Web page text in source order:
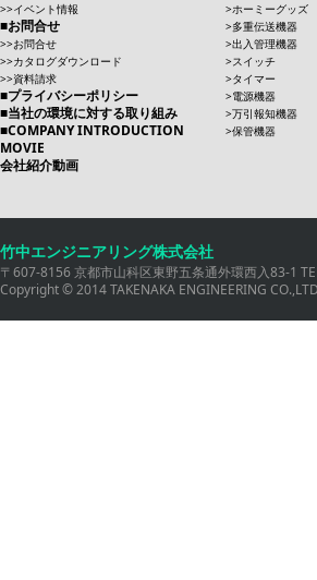
イベント情報
お問合せ
お問合せ
カタログダウンロード
資料請求
プライバシーポリシー
当社の環境に対する取り組み
COMPANY INTRODUCTION
MOVIE
会社紹介動画
ホーミーグッズ
多重伝送機器
出入管理機器
スイッチ
タイマー
電源機器
万引報知機器
保管機器
竹中エンジニアリング株式会社
〒607-8156 京都市山科区東野五条通外環西入83-1
Copyright © 2014 TAKENAKA ENGINEERING